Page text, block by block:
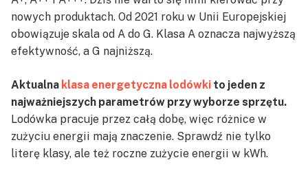
nowych produktach. Od 2021 roku w Unii Europejskiej
obowiązuje skala od A do G. Klasa A oznacza najwyższą
efektywność, a G najniższą.
Aktualna klasa energetyczna lodówki to jeden z
najważniejszych parametrów przy wyborze sprzętu.
Lodówka pracuje przez całą dobę, więc różnice w
zużyciu energii mają znaczenie. Sprawdź nie tylko
literę klasy, ale też roczne zużycie energii w kWh.